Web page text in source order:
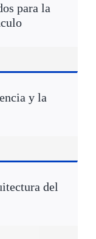
para la
y la
del